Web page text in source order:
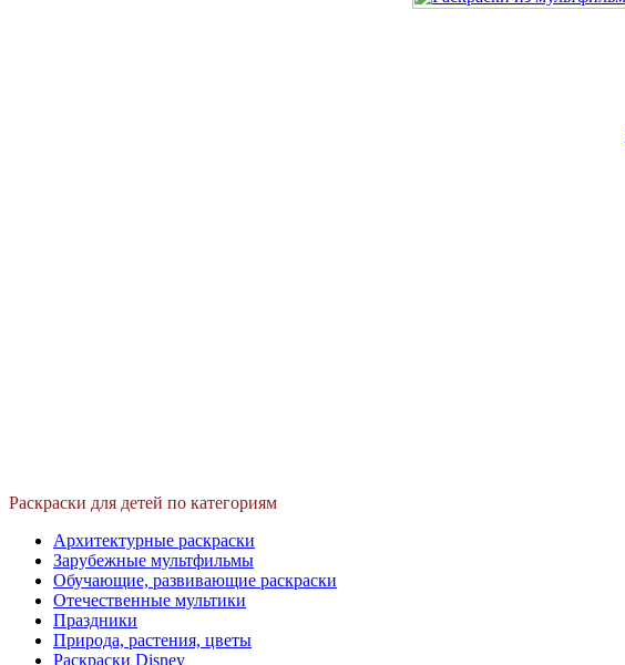
Раскраски для детей по категориям
Архитектурные раскраски
Зарубежные мультфильмы
Обучающие, развивающие раскраски
Отечественные мультики
Праздники
Природа, растения, цветы
Раскраски Disney